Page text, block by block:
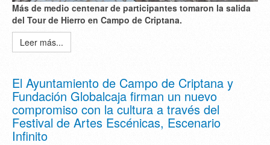
Más de medio centenar de participantes tomaron la salida
del Tour de Hierro en Campo de Criptana.
Leer más...
El Ayuntamiento de Campo de Criptana y
Fundación Globalcaja firman un nuevo
compromiso con la cultura a través del
Festival de Artes Escénicas, Escenario
Infinito